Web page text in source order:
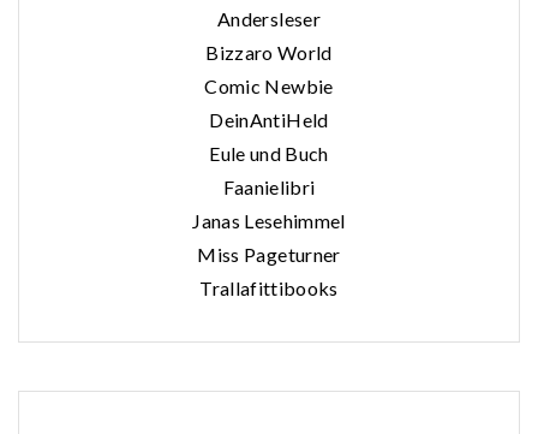
Andersleser
Bizzaro World
Comic Newbie
DeinAntiHeld
Eule und Buch
Faanielibri
Janas Lesehimmel
Miss Pageturner
Trallafittibooks